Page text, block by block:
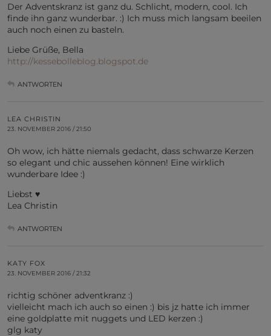
Der Adventskranz ist ganz du. Schlicht, modern, cool. Ich
finde ihn ganz wunderbar. :) Ich muss mich langsam beeilen
auch noch einen zu basteln.
Liebe Grüße, Bella
http://kessebolleblog.blogspot.de
ANTWORTEN
LEA CHRISTIN
23. NOVEMBER 2016 / 21:50
Oh wow, ich hätte niemals gedacht, dass schwarze Kerzen
so elegant und chic aussehen können! Eine wirklich
wunderbare Idee :)
Liebst ♥
Lea Christin
ANTWORTEN
KATY FOX
23. NOVEMBER 2016 / 21:32
richtig schöner adventkranz :)
vielleicht mach ich auch so einen :) bis jz hatte ich immer
eine goldplatte mit nuggets und LED kerzen :)
glg katy